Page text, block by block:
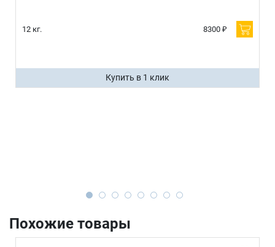
12 кг. 8300 ₽
Купить в 1 клик
Похожие товары